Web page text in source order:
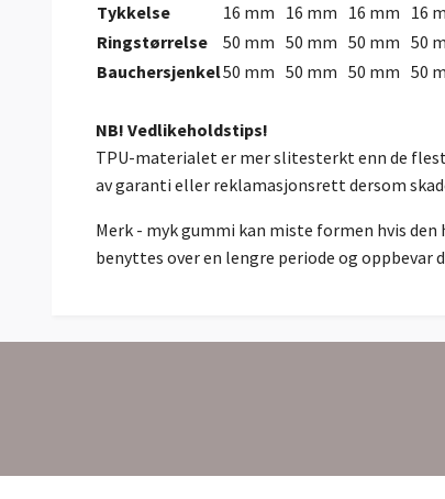
Tykkelse
16 mm 16 mm 16 mm 16
Ringstørrelse
50 mm 50 mm 50 mm 50
Bauchersjenkel50 mm 50 mm 50 mm 50
NB! Vedlikeholdstips!
TPU-materialet er mer slitesterkt enn de
av garanti eller reklamasjonsrett dersom
Merk - myk gummi kan miste formen hvis
benyttes over en lengre periode og